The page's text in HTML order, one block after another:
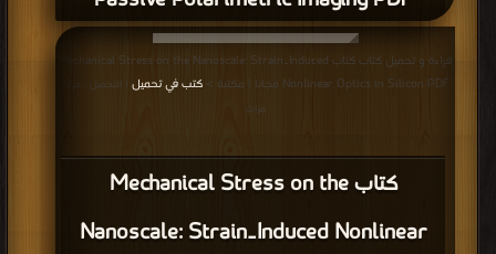
كتاب Mechanical Stress on the
Nanoscale: Strain‐Induced Nonlinear
قراءة و تحميل كتاب كتاب Mechanical Stress on the Nanoscale: Strain‐Induced
Nonlinear Optics in Silicon PDF مجانا | مكتبة >
كتب في تحميل
| التحميل : مرة/
مرات